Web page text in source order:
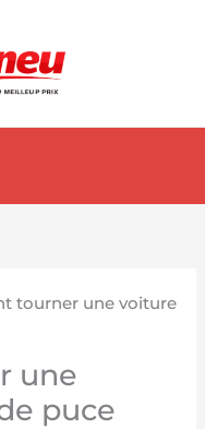
tourner une voiture
une
puce